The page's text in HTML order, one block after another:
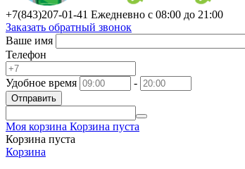
+7(843)207-01-41 Ежедневно с 08:00 до 21:00
Заказать обратный звонок
Ваше имя
Телефон
Удобное время -
Отправить
Моя корзина Корзина пуста
Корзина пуста
Корзина